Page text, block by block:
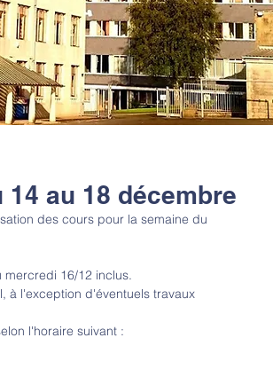
au 18 décembre
des cours pour la semaine du
16/12 inclus.
à l'exception d'éventuels travaux
l'horaire suivant :